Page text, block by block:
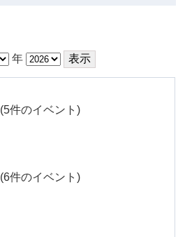
年
(5件のイベント)
(6件のイベント)